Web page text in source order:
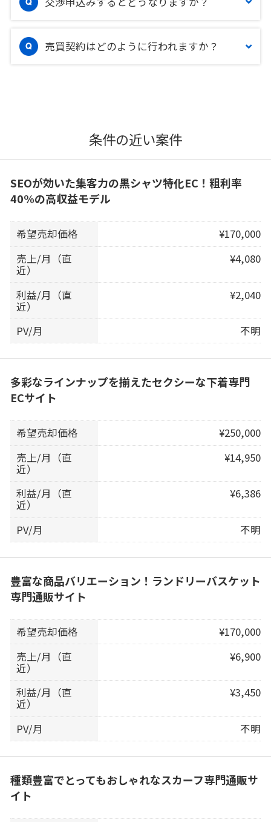
売買契約はどのように行われますか？
条件の近い案件
SEOが効いた集客力の黒シャツ特化EC！粗利率
40%の高収益モデル
希望売却価格
¥170,000
売上/月（直
近）
¥4,080
利益/月（直
近）
¥2,040
PV/月 不明
多彩なラインナップを揃えたセクシーな下着専門
ECサイト
希望売却価格
¥250,000
売上/月（直
近）
¥14,950
利益/月（直
近）
¥6,386
PV/月 不明
豊富な商品バリエーション！ランドリーバスケット
専門通販サイト
希望売却価格
¥170,000
売上/月（直
近）
¥6,900
利益/月（直
近）
¥3,450
PV/月 不明
種類豊富でとってもおしゃれなスカーフ専門通販サ
イト